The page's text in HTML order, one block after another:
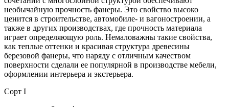
необычайную прочность фанеры. Это свойство высоко
ценится в строительстве, автомобиле- и вагоностроении, а
также в других производствах, где прочность материала
играет определяющую роль. Немаловажны такие свойства,
как теплые оттенки и красивая структура древесины
березовой фанеры, что наряду с отличным качеством
поверхности сделали ее популярной в производстве мебели,
оформлении интерьера и экстерьера.
Сорт I